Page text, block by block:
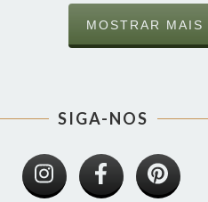
MOSTRAR MAIS
SIGA-NOS